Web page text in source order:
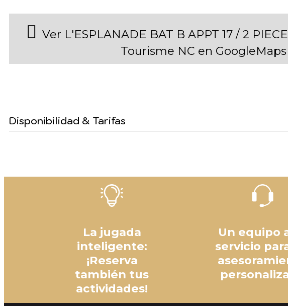
Ver L'ESPLANADE BAT B APPT 17 / 2
Tourisme NC en GoogleMaps
Disponibilidad & Tarifas
La jugada
inteligente:
¡Reserva
también tus
actividades!
Un equipo
servicio